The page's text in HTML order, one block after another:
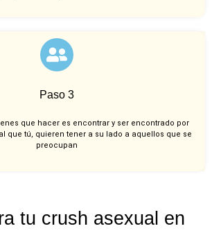
Paso 3
que hacer es encontrar y ser encontrado por
que tú, quieren tener a su lado a aquellos que se
preocupan
tu crush asexual en